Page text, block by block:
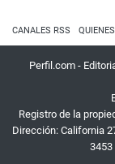
CANALES RSS
Perfil.com -
Registro de la
Dirección: California
3453